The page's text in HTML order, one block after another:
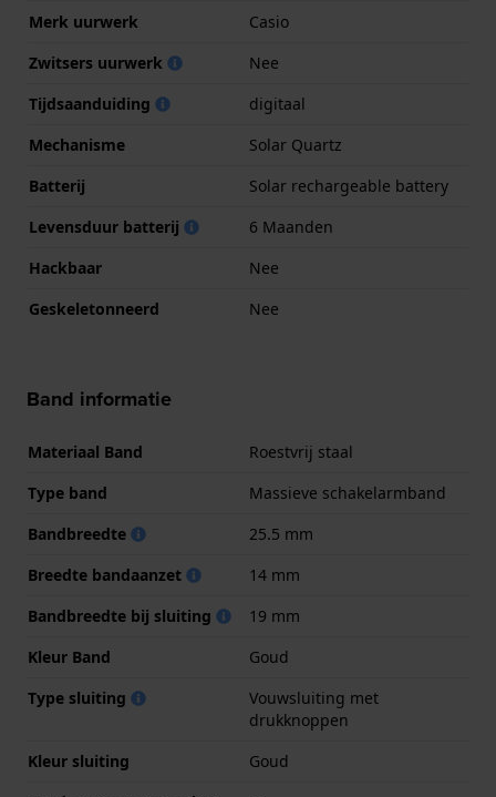
Merk uurwerk
Casio
Zwitsers uurwerk
Nee
Tijdsaanduiding
digitaal
Mechanisme
Solar Quartz
Batterij
Solar rechargeable battery
Levensduur batterij
6 Maanden
Hackbaar
Nee
Geskeletonneerd
Nee
Band informatie
Materiaal Band
Roestvrij staal
Type band
Massieve schakelarmband
Bandbreedte
25.5 mm
Breedte bandaanzet
14 mm
Bandbreedte bij sluiting
19 mm
Kleur Band
Goud
Type sluiting
Vouwsluiting met
drukknoppen
Kleur sluiting
Goud